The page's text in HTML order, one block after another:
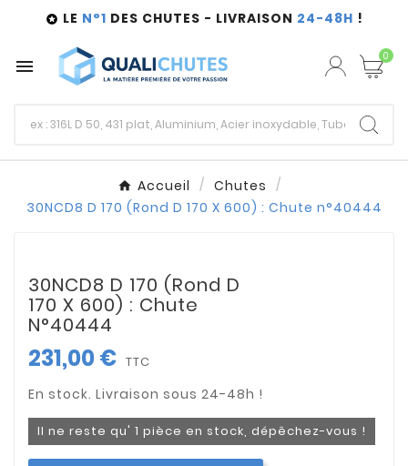
 LE N°1 DES CHUTES - LIVRAISON 24-48H !
 0
Accueil
Chutes
30NCD8 D 170 (Rond D 170 X 600) : Chute n°40444
30NCD8 D 170 (Rond D
170 X 600) : Chute
N°40444
231,00 € TTC
Il ne reste qu' 1 pièce en stock, dépêchez-vous !